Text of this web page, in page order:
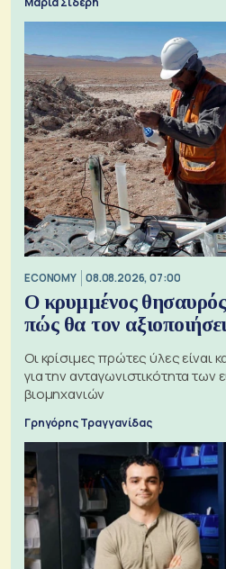
ECONOMY 08.08.2026, 07:00
Ο κρυμμένος
πώς θα τον
Οι κρίσιμες πρώτες ύλες είναι
για την ανταγωνιστικότητα των
βιομηχανιών
Γρηγόρης Τραγγανίδας